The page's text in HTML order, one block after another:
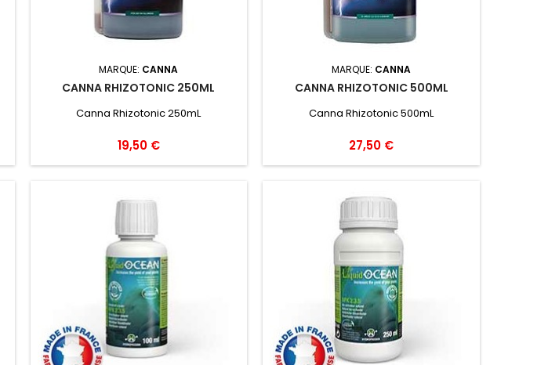
MARQUE: CANNA
CANNA RHIZOTONIC 250ML
Canna Rhizotonic 250mL
19,50 €
MARQUE: CANNA
CANNA RHIZOTONIC 500ML
Canna Rhizotonic 500mL
27,50 €